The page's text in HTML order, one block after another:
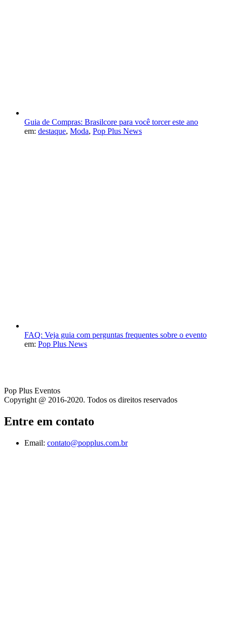
Guia de Compras: Brasilcore para você torcer este ano
em: destaque, Moda, Pop Plus News
FAQ: Veja guia com perguntas frequentes sobre o evento
em: Pop Plus News
Pop Plus Eventos
Copyright @ 2016-2020. Todos os direitos reservados
Entre em contato
Email: contato@popplus.com.br